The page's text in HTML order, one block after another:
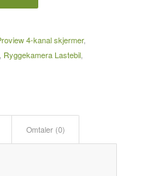
4-kanal skjermer,
Ryggekamera Lastebil,
Omtaler (0)